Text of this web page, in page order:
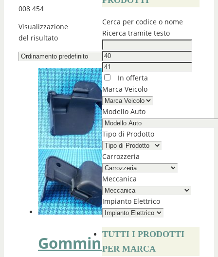
008 454
Visualizzazione
del risultato
Gommini
Cerca per codice o nome
Ricerca tramite testo
In offerta
Marca Veicolo
Modello Auto
Tipo di Prodotto
Carrozzeria
Meccanica
Impianto Elettrico
TUTTI I PRODOTTI
PER MARCA